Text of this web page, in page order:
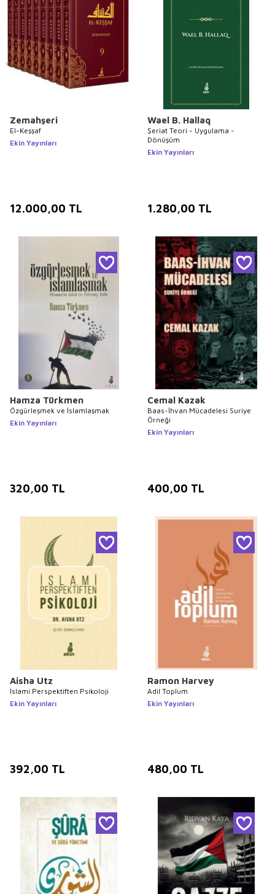
Zemahşeri
El-Keşşaf
Ekin Yayınları
12.000,00 TL
Wael B. Hallaq
Şeriat Teori - Uygulama -
Dönüşüm
Ekin Yayınları
1.280,00 TL
Hamza Türkmen
Özgürleşmek ve İslamlaşmak
Ekin Yayınları
320,00 TL
Cemal Kazak
Baas-İhvan Mücadelesi Suriye
Örneği
Ekin Yayınları
400,00 TL
Aisha Utz
İslami Perspektiften Psikoloji
Ekin Yayınları
392,00 TL
Ramon Harvey
Adil Toplum
Ekin Yayınları
480,00 TL